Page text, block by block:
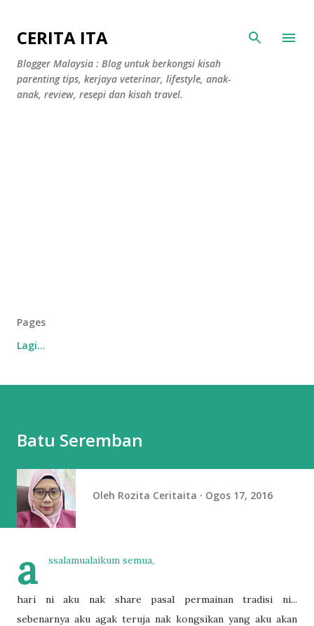
CERITA ITA
Blogger Malaysia : Blog untuk berkongsi kisah
parenting tips, kerjaya veterinar, lifestyle, anak-
anak, review, resepi dan kisah travel.
Pages
Lagi…
Batu Seremban
Oleh Rozita Ceritaita Ogos 17, 2016
a ssalamualaikum semua,
hari ni aku nak share pasal permainan tradisi ni...
sebenarnya aku agak teruja nak kongsikan yang aku akan